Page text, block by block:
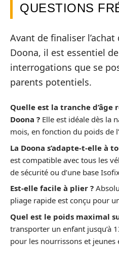
QUESTIONS
Avant de finaliser l’achat
Doona, il est essentiel
interrogations que se
parents potentiels.
Quelle est la tranche d’âge
Doona ? Elle est idéale dès la
mois, en fonction du poids de
La Doona s’adapte-t-elle à
est compatible avec tous les
de sécurité ou d’une base
Est-elle facile à plier ?
pliage rapide est conçu pour
Quel est le poids maximal
transporter un enfant jusqu’à
pour les nourrissons et jeunes